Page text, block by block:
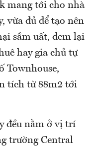
mang tới cho nhà
vừa đủ để tạo nên
sầm uất, đem lại
hay gia chủ tự
Townhouse,
tích từ 88m2 tới
đều nằm ở vị trí
trường Central